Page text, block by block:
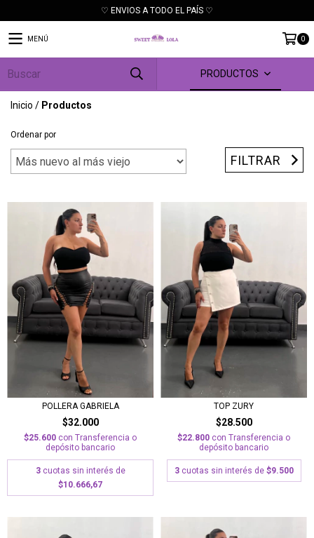
♡ ENVIOS A TODO EL PAÍS ♡
MENÚ 0
PRODUCTOS
Inicio / Productos
Ordenar por
FILTRAR
POLLERA GABRIELA
$32.000
$25.600 con Transferencia o
depósito bancario
3 cuotas sin interés de
$10.666,67
TOP ZURY
$28.500
$22.800 con Transferencia o
depósito bancario
3 cuotas sin interés de $9.500